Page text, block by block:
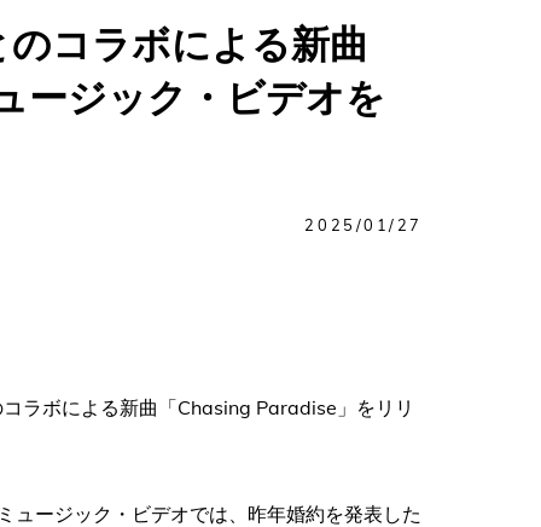
コラボによる新曲
ージック・ビデオを
2025/01/27
ラボによる新曲「Chasing Paradise」をリリ
ュージック・ビデオでは、昨年婚約を発表した